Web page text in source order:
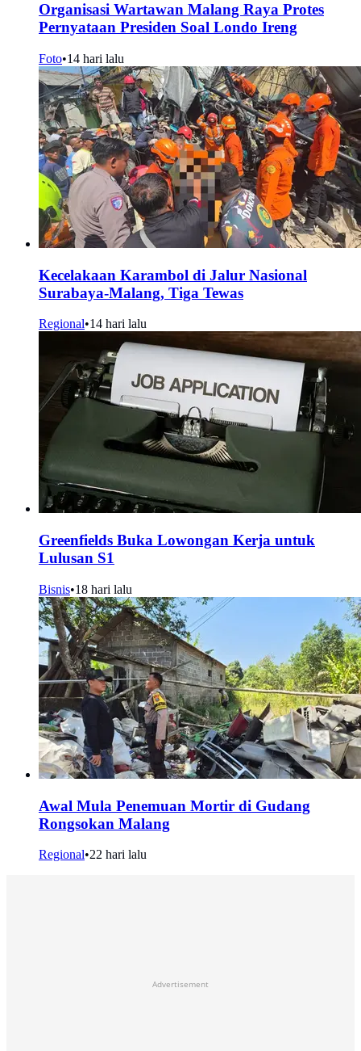
Organisasi Wartawan Malang Raya Protes
Pernyataan Presiden Soal Londo Ireng
Foto•14 hari lalu
Kecelakaan Karambol di Jalur Nasional
Surabaya-Malang, Tiga Tewas
Regional•14 hari lalu
Greenfields Buka Lowongan Kerja untuk
Lulusan S1
Bisnis•18 hari lalu
Awal Mula Penemuan Mortir di Gudang
Rongsokan Malang
Regional•22 hari lalu
Advertisement